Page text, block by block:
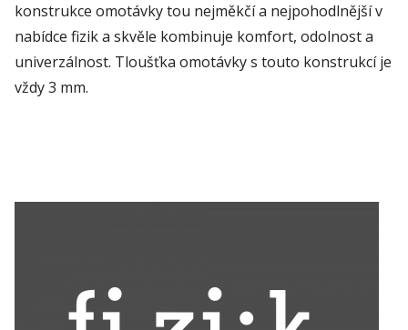
konstrukce omotávky tou nejměkčí a nejpohodlnější v
nabídce fizik a skvěle kombinuje komfort, odolnost a
univerzálnost. Tloušťka omotávky s touto konstrukcí je
vždy 3 mm.